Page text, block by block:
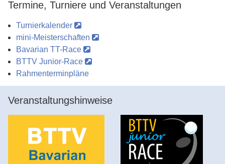
Termine, Turniere und Veranstaltungen
Turnierkalender
mini-Meisterschaften
Bavarian TT-Race
BTTV Junior-Race
Rahmenterminpläne
Veranstaltungshinweise